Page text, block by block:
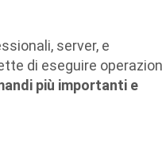
server, e
di eseguire
più importanti e